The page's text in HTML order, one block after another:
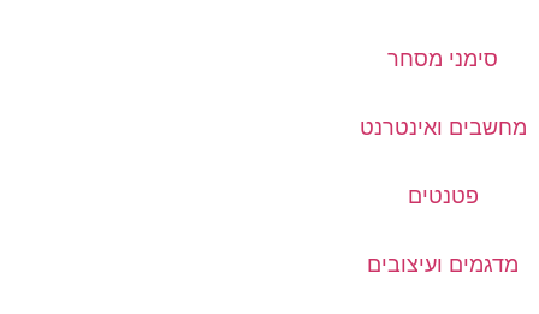
סימני מסחר
מחשבים ואינטרנט
פטנטים
מדגמים ועיצובים